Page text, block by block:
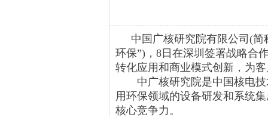
中国广核研究院有限公司(
环保”)，8日在深圳签署战略合
转化应用和商业模式创新，为
中广核研究院是中国核电技
用环保领域的设备研发和系统
核心竞争力。